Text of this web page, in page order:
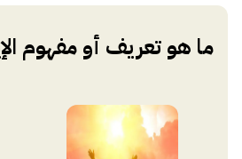
ما هو تعريف أو مفهوم